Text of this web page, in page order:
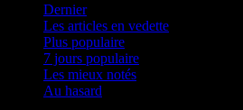
Dernier
Les articles en vedette
Plus populaire
7 jours populaire
Les mieux notés
Au hasard